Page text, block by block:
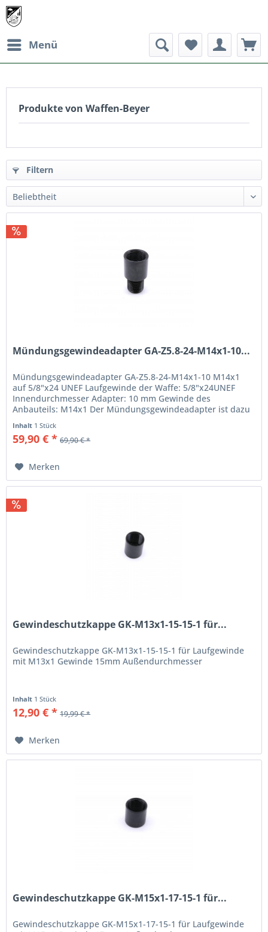
Menü
Produkte von Waffen-Beyer
Filtern
Mündungsgewindeadapter GA-Z5.8-24-M14x1-10...
Mündungsgewindeadapter GA-Z5.8-24-M14x1-10 M14x1
auf 5/8"x24 UNEF Laufgewinde der Waffe: 5/8"x24UNEF
Innendurchmesser Adapter: 10 mm Gewinde des
Anbauteils: M14x1 Der Mündungsgewindeadapter ist dazu
Inhalt 1 Stück
59,90 € * 69,90 € *
Merken
Gewindeschutzkappe GK-M13x1-15-15-1 für...
Gewindeschutzkappe GK-M13x1-15-15-1 für Laufgewinde
mit M13x1 Gewinde 15mm Außendurchmesser
Inhalt 1 Stück
12,90 € * 19,99 € *
Merken
Gewindeschutzkappe GK-M15x1-17-15-1 für...
Gewindeschutzkappe GK-M15x1-17-15-1 für Laufgewinde